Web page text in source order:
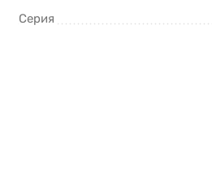
Серия